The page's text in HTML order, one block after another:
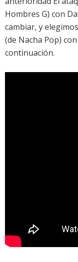
Hombres G) con
cambiar, y
(de Nacha Pop) con
continuación.